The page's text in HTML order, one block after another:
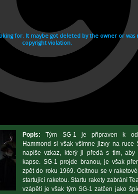
Popis: Tým SG-1 je připraven k
Hammond si však všimne jizvy na ruce
napíše vzkaz, který ji předá s tím,
kapse. SG-1 projde branou, je však
zpět do roku 1969. Ocitnou se v
startující raketou. Startu rakety zabrání
vzápětí je však tým SG-1 zatčen jako